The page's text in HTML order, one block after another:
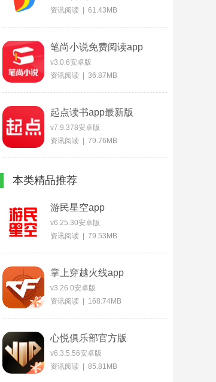
资讯阅读 | 61.43MB
笔尚小说免费阅读app
v3.0.6安卓版
资讯阅读 | 36.87MB
起点读书app最新版
v7.9.378安卓版
资讯阅读 | 79.76MB
本类精品推荐
游民星空app
v6.25.30安卓版
资讯阅读 | 79.53MB
掌上穿越火线app
v3.26.0安卓版
资讯阅读 | 168.74MB
心悦俱乐部官方版
v6.3.5.56安卓版
资讯阅读 | 85.81MB